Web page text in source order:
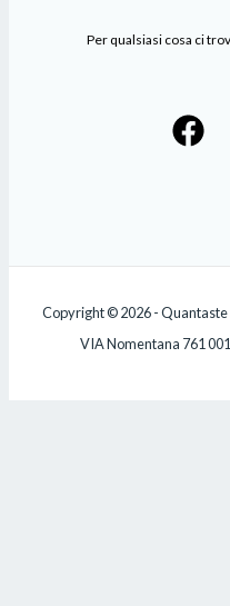
Per qualsiasi cosa ci
Copyright © 2026 - Quantaste
VIA Nomentana 761